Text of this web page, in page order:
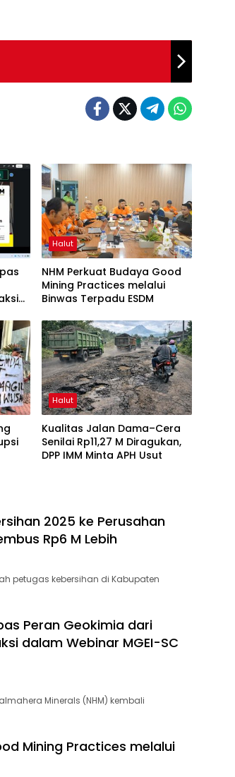
Halut
NHM Perkuat Budaya Good
Mining Practices melalui
Binwas Terpadu ESDM
Halut
Kualitas Jalan Dama–Cera
Senilai Rp11,27 M Diragukan,
DPP IMM Minta APH Usut
2025 ke Perusahan
Rp6 M Lebih
petugas kebersihan di Kabupaten
Peran Geokimia dari
dalam Webinar MGEI-SC
Minerals (NHM) kembali
Mining Practices melalui